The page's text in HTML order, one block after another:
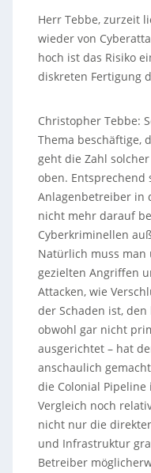
Herr Tebbe, zurzeit
wieder von
hoch ist das Risiko
diskreten Fertigung
Christopher Tebbe:
Thema beschäftige,
geht die Zahl
oben. Entsprechend
Anlagenbetreiber in
nicht mehr darauf
Cyberkriminellen
Natürlich muss man
gezielten Angriffen
Attacken, wie
der Schaden ist,
obwohl gar nicht
ausgerichtet – hat
anschaulich
die Colonial Pipeline
Vergleich noch
nicht nur die
und Infrastruktur
Betreiber